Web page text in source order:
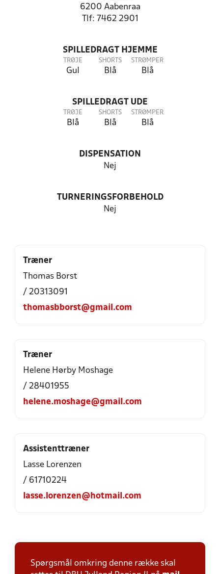
6200 Aabenraa
Tlf: 7462 2901
SPILLEDRAGT HJEMME
TRØJE
Gul
SHORTS
Blå
STRØMPER
Blå
SPILLEDRAGT UDE
TRØJE
Blå
SHORTS
Blå
STRØMPER
Blå
DISPENSATION
Nej
TURNERINGSFORBEHOLD
Nej
Træner
Thomas Borst
/ 20313091
thomasbborst@gmail.com
Træner
Helene Hørby Moshage
/ 28401955
helene.moshage@gmail.com
Assistenttræner
Lasse Lorenzen
/ 61710224
lasse.lorenzen@hotmail.com
Spørgsmål omkring denne række skal